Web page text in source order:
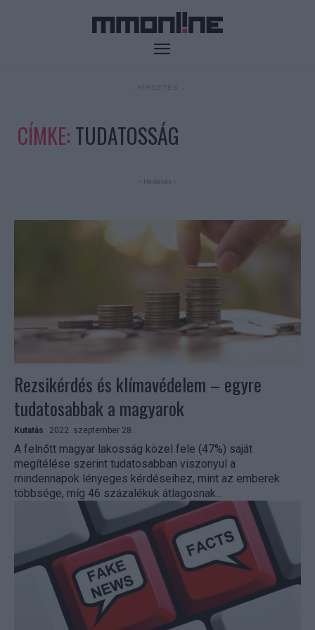
CÍMKE: TUDATOSSÁG
- Hirdetés -
Rezsikérdés és klímavédelem – egyre
tudatosabbak a magyarok
Kutatás 2022. szeptember 28.
A felnőtt magyar lakosság közel fele (47%) saját
megítélése szerint tudatosabban viszonyul a
mindennapok lényeges kérdéseihez, mint az emberek
többsége, míg 46 százalékuk átlagosnak...